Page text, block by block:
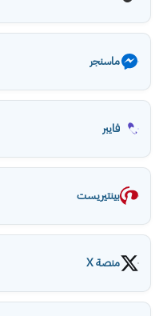
ماسنجر
فايبر
بينتيريست
منصة X